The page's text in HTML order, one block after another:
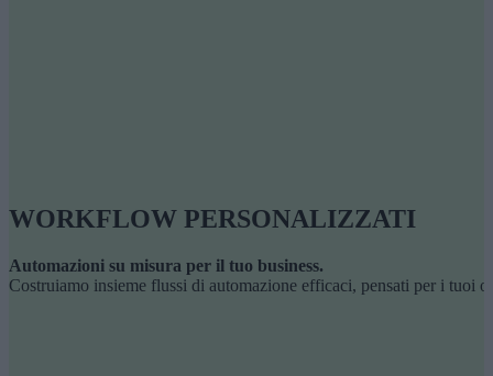
WORKFLOW PERSONALIZZATI
Automazioni su misura per il tuo business.
Costruiamo insieme flussi di automazione efficaci, pensati per i tuoi